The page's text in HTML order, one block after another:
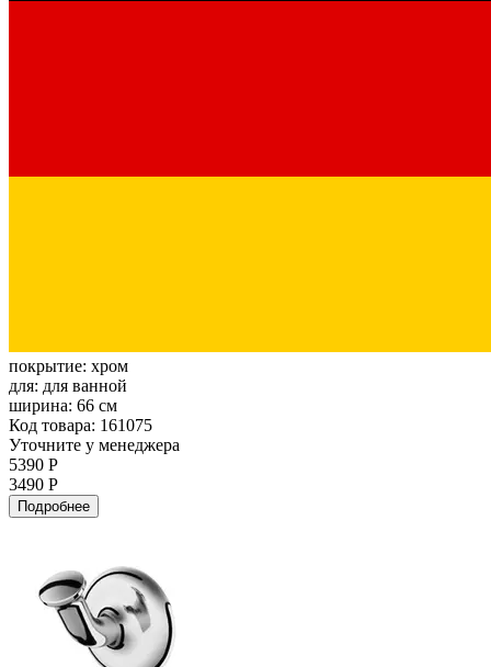
покрытие: хром
для: для ванной
ширина: 66 см
Код товара: 161075
Уточните у менеджера
5390 Р
3490 Р
Подробнее